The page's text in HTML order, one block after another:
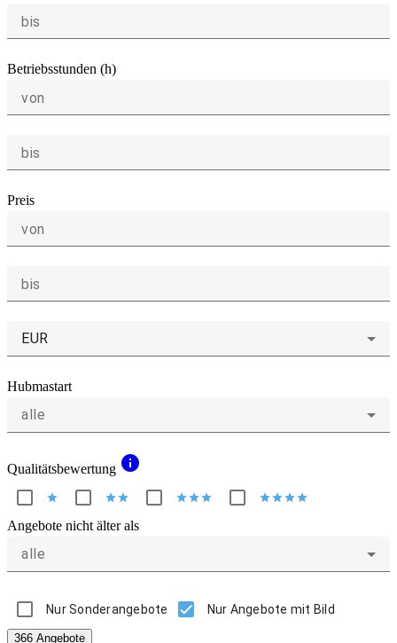
bis
Betriebsstunden (h)
von
bis
Preis
von
bis
EUR
Hubmastart
alle
Qualitätsbewertung info
star starstar starstarstar starstarstarstar
Angebote nicht älter als
alle
Nur Sonderangebote Nur Angebote mit Bild
366 Angebote